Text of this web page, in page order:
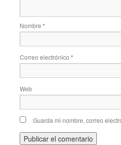
Nombre *
Correo electrónico *
Web
Guarda mi nombre, correo